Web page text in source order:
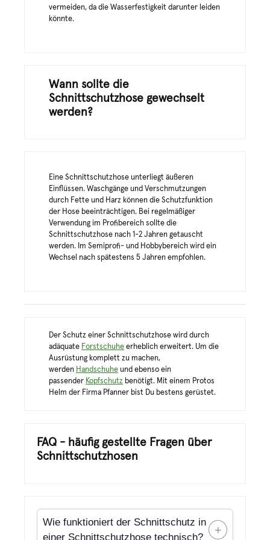
vermeiden, da die Wasserfestigkeit darunter leiden
könnte.
Wann sollte die
Schnittschutzhose gewechselt
werden?
Eine Schnittschutzhose unterliegt äußeren
Einflüssen. Waschgänge und Verschmutzungen
durch Fette und Harz können die Schutzfunktion
der Hose beeinträchtigen. Bei regelmäßiger
Verwendung im Profibereich sollte die
Schnittschutzhose nach 1-2 Jahren getauscht
werden. Im Semiprofi- und Hobbybereich wird ein
Wechsel nach spätestens 5 Jahren empfohlen.
Der Schutz einer Schnittschutzhose wird durch
adäquate Forstschuhe erheblich erweitert. Um die
Ausrüstung komplett zu machen,
werden Handschuhe und ebenso ein
passender Kopfschutz benötigt. Mit einem Protos
Helm der Firma Pfanner bist Du bestens gerüstet.
FAQ - häufig gestellte Fragen über
Schnittschutzhosen
Wie funktioniert der Schnittschutz in
einer Schnittschutzhose technisch?
+